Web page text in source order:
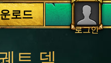
로그인
로드
트 덱